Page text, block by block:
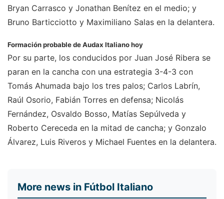
Bryan Carrasco y Jonathan Benítez en el medio; y
Bruno Barticciotto y Maximiliano Salas en la delantera.
Formación probable de Audax Italiano hoy
Por su parte, los conducidos por Juan José Ribera se
paran en la cancha con una estrategia 3-4-3 con
Tomás Ahumada bajo los tres palos; Carlos Labrín,
Raúl Osorio, Fabián Torres en defensa; Nicolás
Fernández, Osvaldo Bosso, Matías Sepúlveda y
Roberto Cereceda en la mitad de cancha; y Gonzalo
Álvarez, Luis Riveros y Michael Fuentes en la delantera.
More news in Fútbol Italiano